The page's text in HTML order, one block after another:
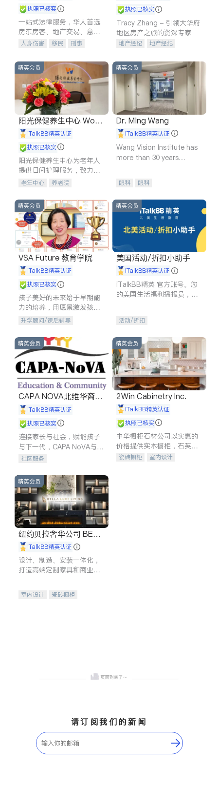
执照已核实
一站式法律服务，华人首选.
房东房客、地产交易、意外
伤害、车祸重伤、商业诉
建筑合同、刑事案件全包办
人身伤害 移民
刑事
信托/遗嘱
商业
商标注册
律师-其它 保释
执照已核实
Tracy Zhang - 引领大华府
地区房产之旅的资深专家
地产经纪
地产经纪
商铺租售
开发商建商
精英会员
阳光保健养生中心 World
shine
iTalkBB精英认证
执照已核实
阳光保健养生中心为老年人
提供日间护理服务，致力于
通过持续的护理创新来有效
老年中心 养老院
精英会员
Dr. Ming Wang
iTalkBB精英认证
Wang Vision Institute has
more than 30 years
眼科 眼科
精英会员
VSA Future 教育学院
iTalkBB精英认证
执照已核实
孩子美好的未来始于早期能
力的培养，用愿景激发孩子
的学习潜力和动力。理念：
石。
升学顾问/课后辅导
精英会员
美国活动/折扣小助手
iTalkBB精英认证
iTalkBB精英 官方账号。您
的美国生活福利播报员，精
专属福利。
活动/折扣
精英会员
CAPA NOVA北维华裔家
长会iTalkBB精英认证
执照已核实
连接家长与社会，赋能孩子
与下一代，CAPA NoVA与您
携手建设包容、公平、充满
社区服务
精英会员
2Win Cabinetry Inc.
iTalkBB精英认证
执照已核实
中华橱柜石材公司以实惠的
价格提供实木橱柜，石英石
台面，多种优质不锈钢水
瓷砖橱柜
室内设计
精英会员
纽约贝拉奢华公司 BELL
A LUXE
iTalkBB精英认证
设计、制造、安装一体化，
打造高端定制家具和商业空
室内设计
瓷砖橱柜
请订阅我们的新闻